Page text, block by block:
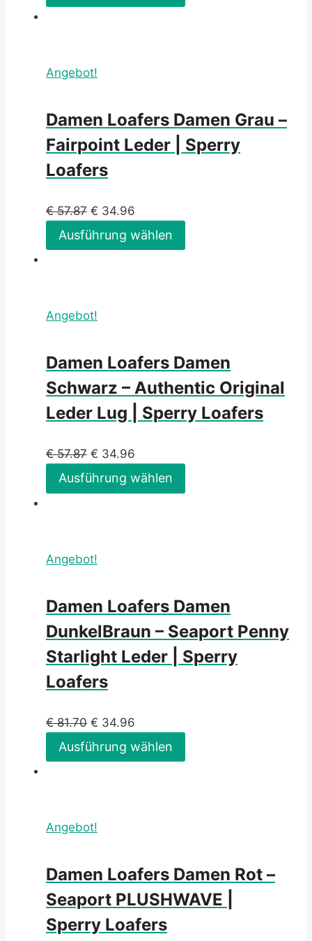
Angebot!
Damen Loafers Damen Grau –
Fairpoint Leder | Sperry
Loafers
€57.87 € 34.96
Ausführung wählen
Angebot!
Damen Loafers Damen
Schwarz – Authentic Original
Leder Lug | Sperry Loafers
€57.87 € 34.96
Ausführung wählen
Angebot!
Damen Loafers Damen
DunkelBraun – Seaport Penny
Starlight Leder | Sperry
Loafers
€81.70 € 34.96
Ausführung wählen
Angebot!
Damen Loafers Damen Rot –
Seaport PLUSHWAVE |
Sperry Loafers